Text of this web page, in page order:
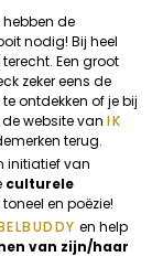
de
nodig! Bij heel
Een groot
zeker eens de
ontdekken of je bij
website van IK
terug.
initiatief van
culturele
en poëzie!
en help
van zijn/haar